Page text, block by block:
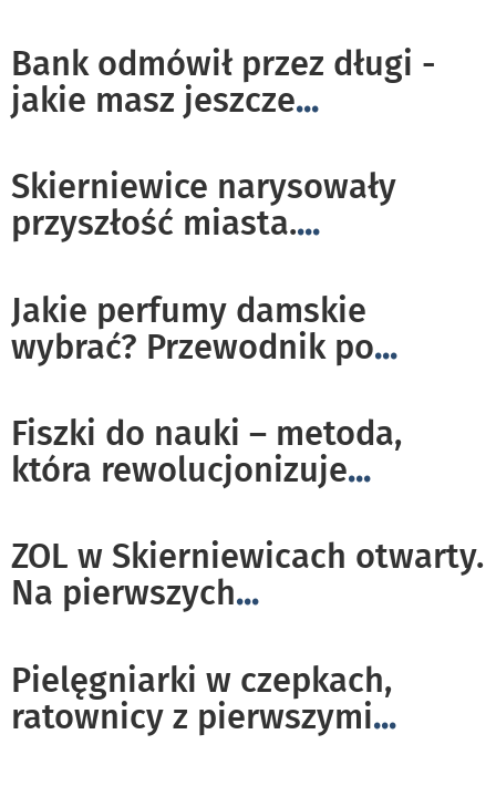
Bank odmówił przez długi -
jakie masz jeszcze...
Skierniewice narysowały
przyszłość miasta....
Jakie perfumy damskie
wybrać? Przewodnik po...
Fiszki do nauki – metoda,
która rewolucjonizuje...
ZOL w Skierniewicach otwarty.
Na pierwszych...
Pielęgniarki w czepkach,
ratownicy z pierwszymi...